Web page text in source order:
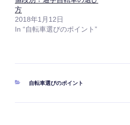
方
2018年1月12日
In “自転車選びのポイント”
カ
自転車選びのポイント